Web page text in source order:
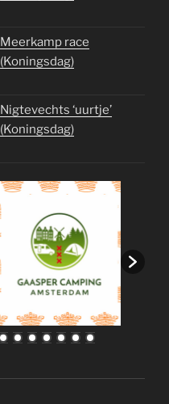
Meerkamp race
(Koningsdag)
Nigtevechts ‘uurtje’
(Koningsdag)